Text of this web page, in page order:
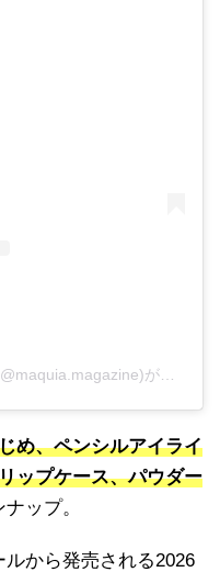
め、ペンシルアイライ
ップケース、パウダー
ップ。
から発売される2026